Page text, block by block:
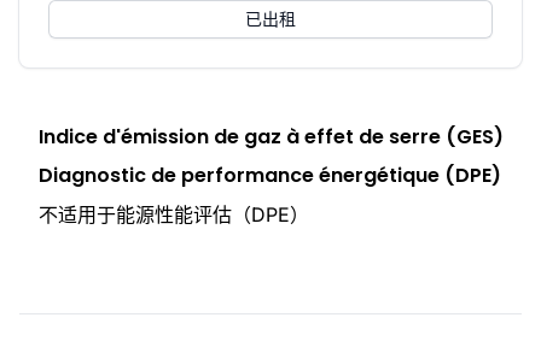
已出租
Indice d'émission de gaz à effet de serre (GES)
Diagnostic de performance énergétique (DPE)
不适用于能源性能评估（DPE）